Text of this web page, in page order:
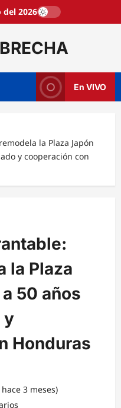
del 2026
En VIVO
la Plaza Japón
y cooperación con
la Plaza
50 años
y
Honduras
3 meses)